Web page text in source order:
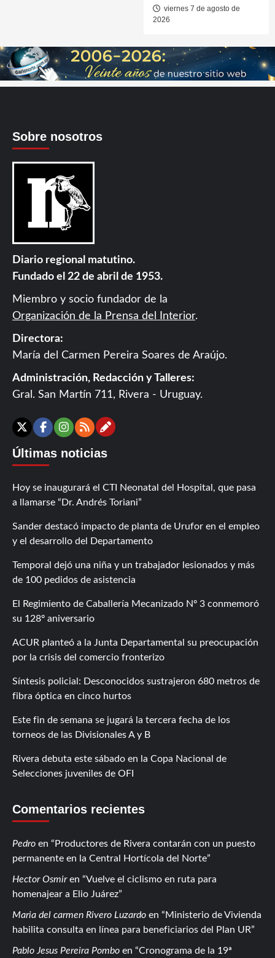
viernes 7 de agosto de
2026
Sobre nosotros
Diario regional matutino.
Fundado el 22 de abril de 1953.
Miembro y socio fundador de la
Organización de la Prensa del Interior.
Directora:
María del Carmen Pereira Soares de Araújo.
Administración, Redacción y Talleres:
Gral. San Martín 711, Rivera - Uruguay.
X Facebook
Instagram
RSSContáctanos
Últimas noticias
Hoy se inaugurará el CTI Neonatal del Hospital, que pasa
a llamarse “Dr. Andrés Toriani”
Sander destacó impacto de planta de Urufor en el empleo
y el desarrollo del Departamento
Temporal dejó una niña y un trabajador lesionados y más
de 100 pedidos de asistencia
El Regimiento de Caballería Mecanizado Nº 3 conmemoró
su 128º aniversario
ACUR planteó a la Junta Departamental su preocupación
por la crisis del comercio fronterizo
Síntesis policial: Desconocidos sustrajeron 680 metros de
fibra óptica en cinco hurtos
Este fin de semana se jugará la tercera fecha de los
torneos de las Divisionales A y B
Rivera debuta este sábado en la Copa Nacional de
Selecciones juveniles de OFI
Comentarios recientes
Pedro en
Productores de Rivera contarán con un puesto
permanente en la Central Hortícola del Norte
Hector Osmiren
Vuelve el ciclismo en ruta para
homenajear a Elio Juárez
Maria del carmen Rivero Luzardo en
Ministerio de Vivienda
habilita consulta en línea para beneficiarios del Plan UR
Pablo Jesus Pereira Pombo en Cronograma de la 19ª